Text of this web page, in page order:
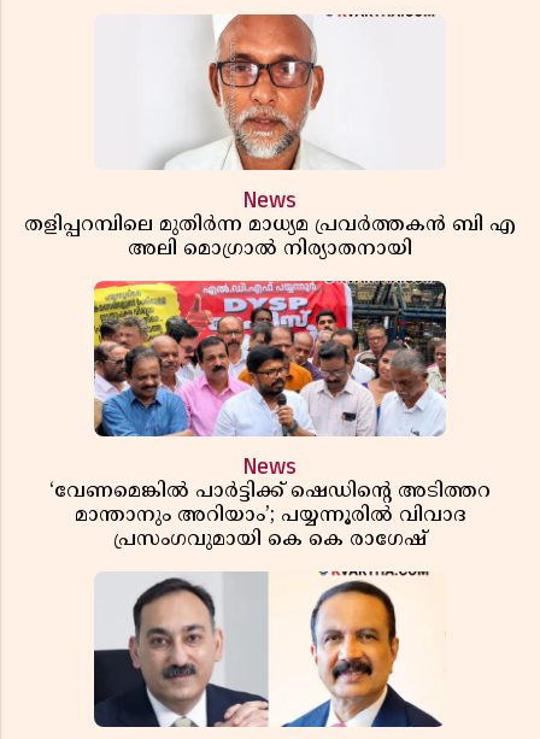
News
തളിപ്പറമ്പിലെ മുതിർന്ന മാധ്യമ പ്രവർത്തകൻ ബി എ
അലി മൊഗ്രാൽ നിര്യാതനായി
News
‘വേണമെങ്കിൽ പാർട്ടിക്ക് ഷെഡിൻ്റെ അടിത്തറ
മാന്താനും അറിയാം’; പയ്യന്നൂരിൽ വിവാദ
പ്രസംഗവുമായി കെ കെ രാഗേഷ്